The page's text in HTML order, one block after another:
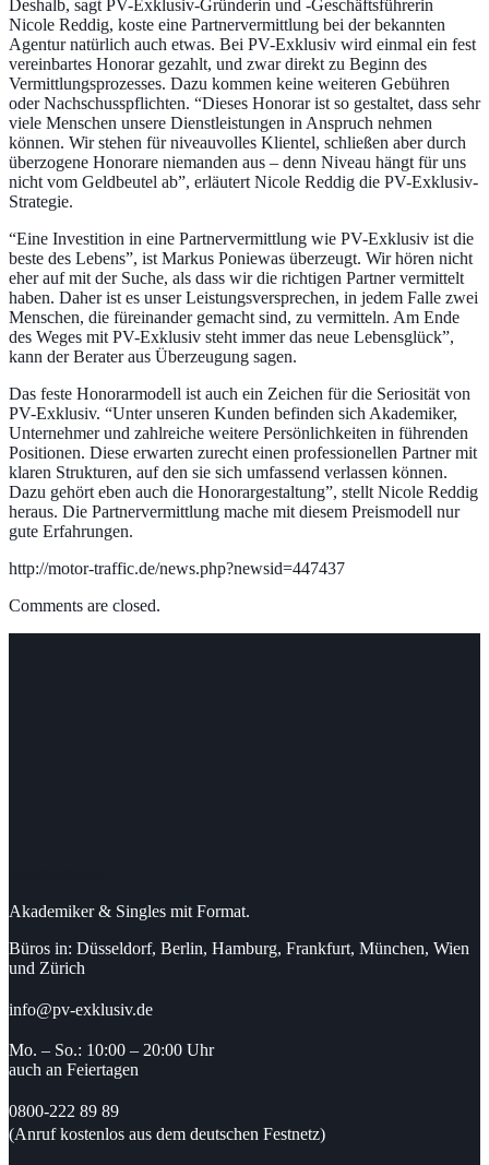
Deshalb, sagt PV-Exklusiv-Gründerin und -Geschäftsführerin
Nicole Reddig, koste eine Partnervermittlung bei der bekannten
Agentur natürlich auch etwas. Bei PV-Exklusiv wird einmal ein fest
vereinbartes Honorar gezahlt, und zwar direkt zu Beginn des
Vermittlungsprozesses. Dazu kommen keine weiteren Gebühren
oder Nachschusspflichten. “Dieses Honorar ist so gestaltet, dass sehr
viele Menschen unsere Dienstleistungen in Anspruch nehmen
können. Wir stehen für niveauvolles Klientel, schließen aber durch
überzogene Honorare niemanden aus – denn Niveau hängt für uns
nicht vom Geldbeutel ab”, erläutert Nicole Reddig die PV-Exklusiv-
Strategie.
“Eine Investition in eine Partnervermittlung wie PV-Exklusiv ist die
beste des Lebens”, ist Markus Poniewas überzeugt. Wir hören nicht
eher auf mit der Suche, als dass wir die richtigen Partner vermittelt
haben. Daher ist es unser Leistungsversprechen, in jedem Falle zwei
Menschen, die füreinander gemacht sind, zu vermitteln. Am Ende
des Weges mit PV-Exklusiv steht immer das neue Lebensglück”,
kann der Berater aus Überzeugung sagen.
Das feste Honorarmodell ist auch ein Zeichen für die Seriosität von
PV-Exklusiv. “Unter unseren Kunden befinden sich Akademiker,
Unternehmer und zahlreiche weitere Persönlichkeiten in führenden
Positionen. Diese erwarten zurecht einen professionellen Partner mit
klaren Strukturen, auf den sie sich umfassend verlassen können.
Dazu gehört eben auch die Honorargestaltung”, stellt Nicole Reddig
heraus. Die Partnervermittlung mache mit diesem Preismodell nur
gute Erfahrungen.
http://motor-traffic.de/news.php?newsid=447437
Comments are closed.
Akademiker & Singles mit Format.
Büros in: Düsseldorf, Berlin, Hamburg, Frankfurt, München, Wien
und Zürich
info@pv-exklusiv.de
Mo. – So.: 10:00 – 20:00 Uhr
auch an Feiertagen
0800-222 89 89
(Anruf kostenlos aus dem deutschen Festnetz)